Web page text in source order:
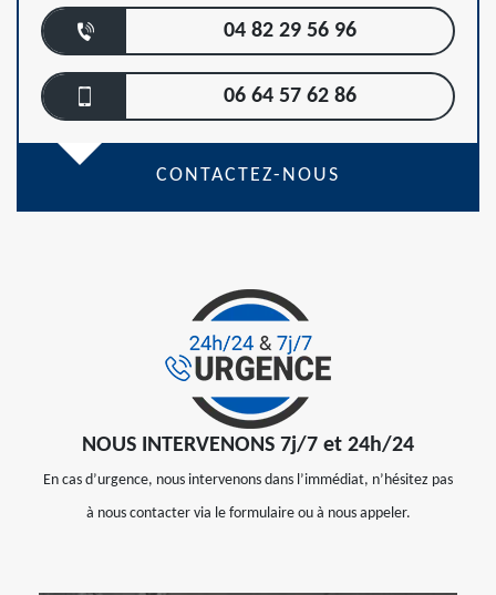
04 82 29 56 96
06 64 57 62 86
CONTACTEZ-NOUS
NOUS INTERVENONS 7j/7 et 24h/24
En cas d’urgence, nous intervenons dans l’immédiat, n’hésitez pas
à nous contacter via le formulaire ou à nous appeler.